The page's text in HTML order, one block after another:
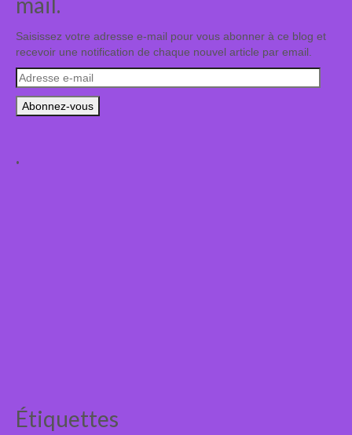
Saisissez votre adresse e-mail pour vous abonner à ce blog et
recevoir une notification de chaque nouvel article par email.
Adresse
e-
mail
.
Étiquettes